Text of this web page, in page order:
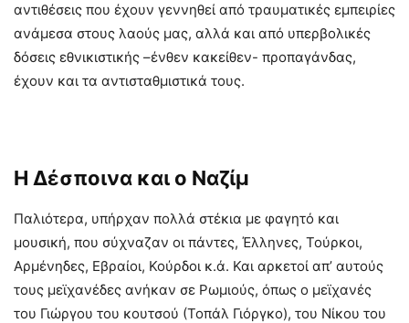
αντιθέσεις που έχουν γεννηθεί από τραυματικές εμπειρίες
ανάμεσα στους λαούς μας, αλλά και από υπερβολικές
δόσεις εθνικιστικής –ένθεν κακείθεν- προπαγάνδας,
έχουν και τα αντισταθμιστικά τους.
Η Δέσποινα και ο Ναζίμ
Παλιότερα, υπήρχαν πολλά στέκια με φαγητό και
μουσική, που σύχναζαν οι πάντες, Έλληνες, Τούρκοι,
Αρμένηδες, Εβραίοι, Κούρδοι κ.ά. Και αρκετοί απ’ αυτούς
τους μεϊχανέδες ανήκαν σε Ρωμιούς, όπως ο μεϊχανές
του Γιώργου του κουτσού (Τοπάλ Γιόργκο), του Νίκου του